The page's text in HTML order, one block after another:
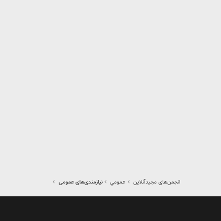
انجمن‌های مجیدآنلاین عمومي نیازمندی‌های عمومی